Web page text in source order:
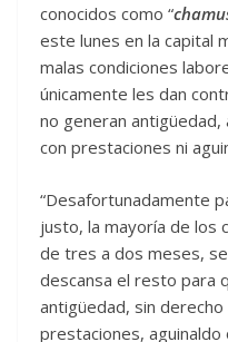
conocidos como “
este lunes en la capital
malas condiciones
únicamente les dan
no generan antigüedad,
con prestaciones ni
“Desafortunadamente
justo, la mayoría de los
de tres a dos meses,
descansa el resto para
antigüedad, sin
prestaciones, aguinaldo